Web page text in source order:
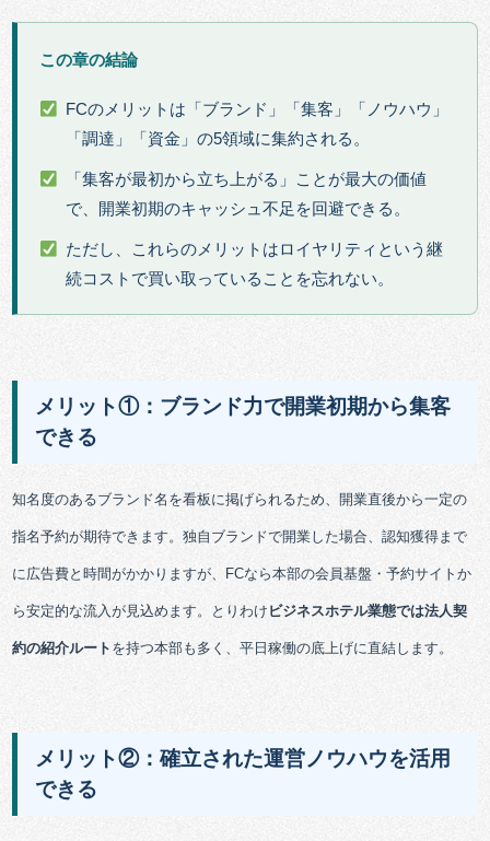
この章の結論
FCのメリットは「ブランド」「集客」「ノウハウ」
「調達」「資金」の5領域に集約される。
「集客が最初から立ち上がる」ことが最大の価値
で、開業初期のキャッシュ不足を回避できる。
ただし、これらのメリットはロイヤリティという継
続コストで買い取っていることを忘れない。
メリット①：ブランド力で開業初期から集客
できる
知名度のあるブランド名を看板に掲げられるため、開業直後から一定の
指名予約が期待できます。独自ブランドで開業した場合、認知獲得まで
に広告費と時間がかかりますが、FCなら本部の会員基盤・予約サイトか
ら安定的な流入が見込めます。とりわけ ビジネスホテル業態では法人契
約の紹介ルート を持つ本部も多く、平日稼働の底上げに直結します。
メリット②：確立された運営ノウハウを活用
できる